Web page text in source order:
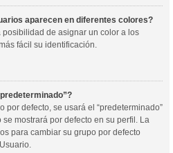
aparecen en diferentes colores?
de asignar un color a los
fácil su identificación.
por defecto, se usará el “predeterminado”
mostrará por defecto en su perfil. La
para cambiar su grupo por defecto